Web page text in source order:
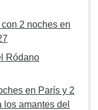
2 noches en
Ródano
en París y 2
los amantes del